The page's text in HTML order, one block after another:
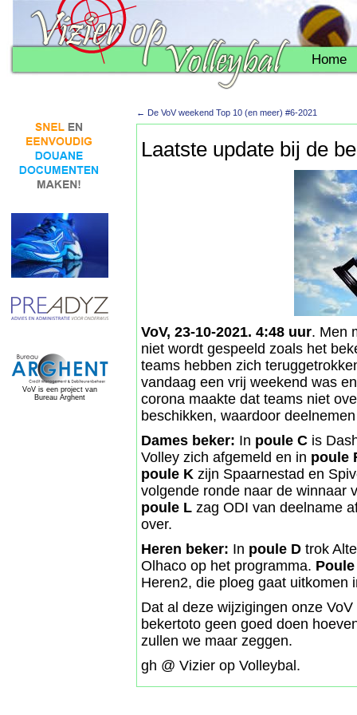
Home
VoV is een project van
Bureau Arghent
← De VoV weekend Top 10 (en meer) #6-2021
Laatste update bij de
VoV, 23-10-2021. 4:48 uur. Men
niet wordt gespeeld zoals het
teams hebben zich
vandaag een vrij weekend was
corona maakte dat teams niet
beschikken, waardoor
Dames beker: In poule C is
Volley zich afgemeld en in poule
poule K zijn Spaarnestad en
volgende ronde naar de winnaar
poule L zag ODI van deelname
over.
Heren beker: In poule D trok
Olhaco op het programma.
Heren2, die ploeg gaat uitkomen
Dat al deze wijzigingen onze
bekertoto geen goed doen
zullen we maar zeggen.
gh @ Vizier op Volleybal.